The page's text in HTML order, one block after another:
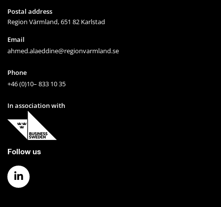
Postal address
Region Värmland, 651 82 Karlstad
Email
ahmed.alaeddine@regionvarmland.se
Phone
+46 (0)10– 833 10 35
In association with
Follow us